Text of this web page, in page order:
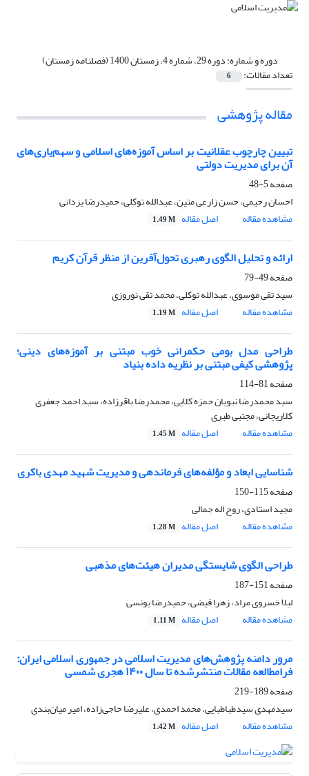
دوره و شماره:دوره 29، شماره 4، زمستان 1400 (فصلنامه زمستان)
تعداد مقالات: 6
مقاله پژوهشی
تبیین چارچوب عقلانیت بر اساس آموزه‌های اسلامی و سهم‌یاری‌های
آن برای مدیریت دولتی
صفحه5-48
احسان رحیمی، حسن زارعی متین، عبدالله توکلی، حمیدرضا یزدانی
مشاهده مقاله
اصل مقاله 1.49 M
ارائه و تحلیل الگوی رهبری تحول‌آفرین از منظر قرآن کریم
صفحه49-79
سید تقی موسوی، عبدالله توکلی، محمد تقی نوروزی
مشاهده مقاله
اصل مقاله 1.19 M
طراحی مدل بومی حکمرانی خوب مبتنی بر آموزه‌های دینی؛
پژوهشی کیفی مبتنی بر نظریه داده بنیاد
صفحه81-114
سید محمدرضا نبویان حمزه کلایی، محمدرضا باقرزاده، سید احمد جعفری
کلاریجانی، مجتبی طبری
مشاهده مقاله
اصل مقاله 1.45 M
شناسایی ابعاد و مؤلفه‌های فرماندهی و مدیریت شهید مهدی باکری
صفحه115-150
مجید استادی، روح اله جمالی
مشاهده مقاله
اصل مقاله 1.28 M
طراحی الگوی شایستگی مدیران هیئت‌های مذهبی
صفحه151-187
لیلا خسروی مراد، زهرا فیضی، حمیدرضا یونسی
مشاهده مقاله
اصل مقاله 1.11 M
مرور دامنه پژوهش‌های مدیریت اسلامی در جمهوری اسلامی ایران:
فرامطالعه مقالات منتشرشده تا سال ۱۴۰۰ هجری شمسی
صفحه189-219
سیدمهدی سیدطباطبایی، محمد احمدی، علیرضا حاجی‌زاده، امیر میان‌بندی
مشاهده مقاله
اصل مقاله 1.42 M